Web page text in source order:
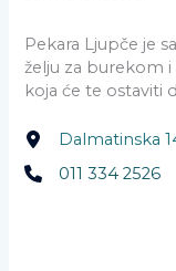
Pekara Ljupče je
želju za burekom i
koja će te ostaviti
Dalmatinska
011 334 2526